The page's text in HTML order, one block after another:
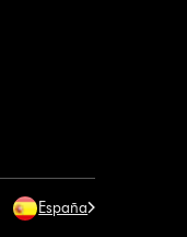
España